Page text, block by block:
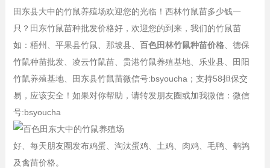
田东县大中的竹鼠养殖场欢迎您的光临！西林竹鼠苗多少钱一
只？田东竹鼠苗种批发价格好，欢迎您的到来，我们的竹鼠苗
如：梧州、平果县竹鼠、那坡县、 百色田林竹鼠种苗价格、德保
竹鼠种苗批发、凌云竹鼠苗、贵港竹鼠养殖基地、乐业县、田阳
竹鼠养殖基地、田东县竹鼠苗微信号:bsyoucha；支持58担保交
易，应该安全！如果对你帮助，请转发朋友圈或加我微信：微信
号:bsyoucha
好、每天朋友圈发布鸡蛋、淘汰蛋鸡、土鸡、肉鸡、毛鸭、鹌鹑
及禽苗价格。